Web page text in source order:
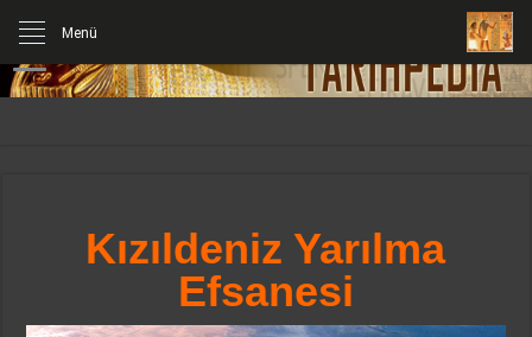
Kızıldeniz Yarılma
Efsanesi
Menü